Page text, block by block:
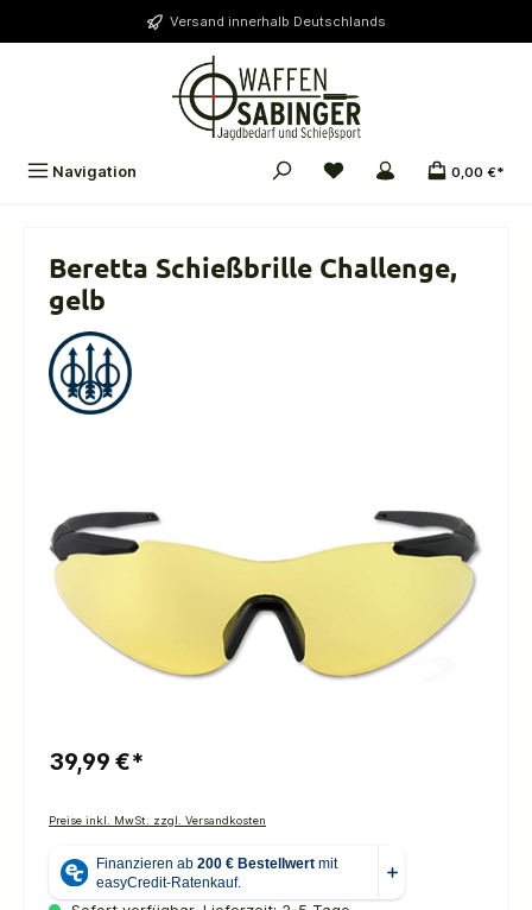
Versand innerhalb Deutschlands
Navigation 0,00 €*
Beretta Schießbrille Challenge,
gelb
39,99 €*
Preise inkl. MwSt. zzgl. Versandkosten